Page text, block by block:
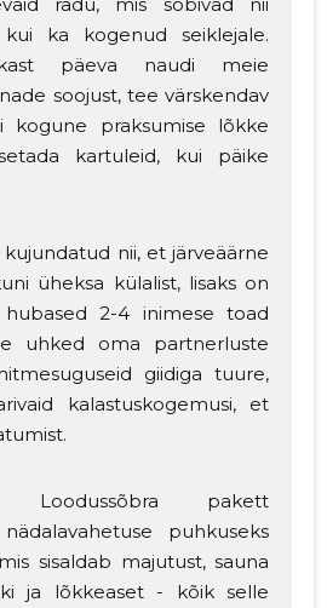
ka kogenud seiklejale.
päeva naudi meie
soojust, tee värskendav
kogune praksumise lõkke
kartuleid, kui päike
nii, et järveäärne
üheksa külalist, lisaks on
2-4 inimese toad
uhked oma partnerluste
giidiga tuure,
kalastuskogemusi, et
pakett
puhkuseks
sisaldab majutust, sauna
ja lõkkeaset - kõik selle